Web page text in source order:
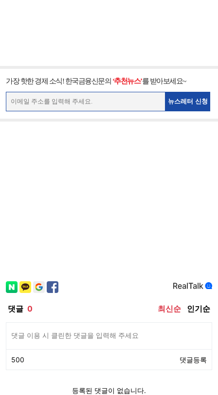
가장 핫한 경제 소식! 한국금융신문의 ‘추천뉴스’를 받아보세요~
뉴스레터 신청